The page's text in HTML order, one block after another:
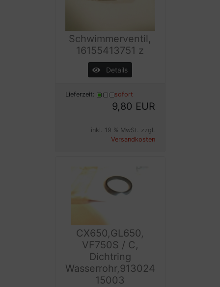
Schwimmerventil,
16155413751 z
Details
Lieferzeit: sofort
9,80 EUR
inkl. 19 % MwSt. zzgl.
Versandkosten
CX650,GL650,
VF750S / C,
Dichtring
Wasserrohr,913024
15003